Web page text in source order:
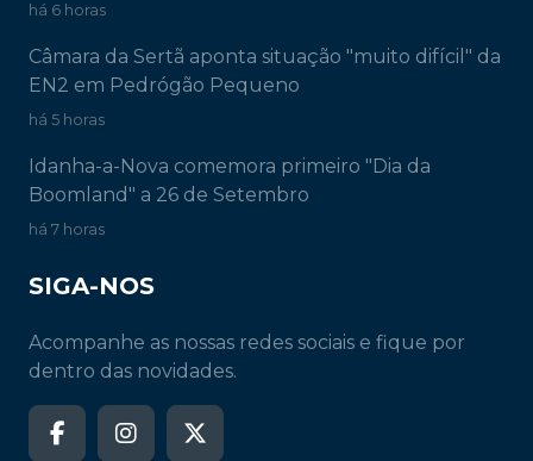
há 6 horas
Câmara da Sertã aponta situação "muito difícil" da
EN2 em Pedrógão Pequeno
há 5 horas
Idanha-a-Nova comemora primeiro "Dia da
Boomland" a 26 de Setembro
há 7 horas
SIGA-NOS
Acompanhe as nossas redes sociais e fique por
dentro das novidades.